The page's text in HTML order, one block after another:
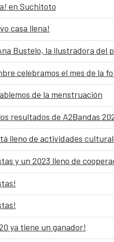
en Suchitoto
casa llena!
Bustelo, la ilustradora del
celebramos el mes de la
de la menstruación
resultados de A2Bandas
lleno de actividades
y un 2023 lleno de
ya tiene un ganador!